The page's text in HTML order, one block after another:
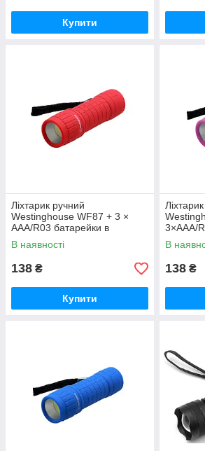
Купити
Ліхтарик ручний
Westinghouse WF87 + 3 ×
AAA/R03 батарейки в
комплекті (червоний)
В наявності
138 ₴
Купити
3×AAA/
В
138 ₴